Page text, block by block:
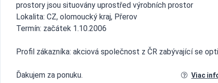
prostory jsou situovány uprostřed výrobních prostor
Lokalita: CZ, olomoucký kraj, Přerov
Termín: začátek 1.10.2006
Profil zákazníka: akciová společnost z ČR zabývající se
Ďakujem za ponuku. Viac